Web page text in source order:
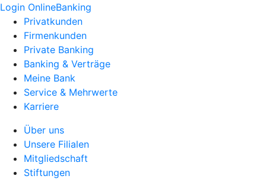
Login OnlineBanking
Privatkunden
Firmenkunden
Private Banking
Banking & Verträge
Meine Bank
Service & Mehrwerte
Karriere
Über uns
Unsere Filialen
Mitgliedschaft
Stiftungen